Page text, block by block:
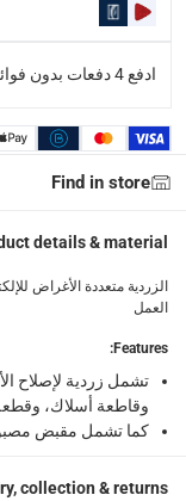
ادفع 4 دفعات بدون فوائد.
Find in store
details & material
الزردية متعددة الأغراض
العمل
Features
:
تشمل زردية لإصلاح
وقاطعة أسلاك،
كما تشمل مقبض
collection & returns